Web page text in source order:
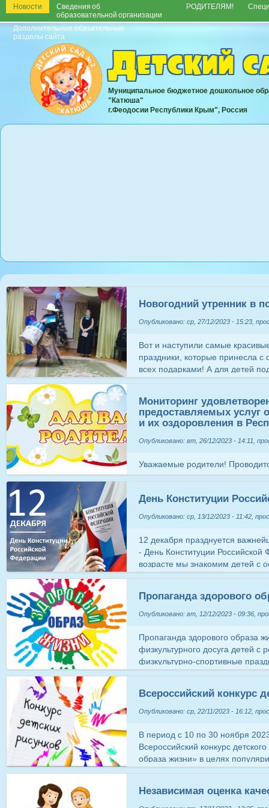
Новости
Сведения об
образовательной организации
РОДИТЕЛЯМ!
Дополнительные обязательные
разделы сайта
Детский
Муниципальное бюджетное дошкольное
"Катюша"
г.Феодосии Республики Крым", Россия
Новогодний утренник в
Опубликовано: ср, 27/12/2023 - 15:23,
Вот и наступили самые
праздники, которые принесла
всех подарками! А для детей
"Фантазёры" 25 декабря 2023
Атмосфера праздника царила
неделю, красиво украшенный
костюмы, подарки, Дед Мороз,
сказочных персонажей
заветных желаний, а для детей
связано с предвкушением
весёлых играх и хороводах.
подарки, врученные детям из
Мониторинг
предоставляемых услуг
и их оздоровления в
Опубликовано: вт, 26/12/2023 - 14:11,
Уважаемые родители!
родителей! Предлагаем Вам
Крым. Оценить качество
ссылке: https://forms.yandex.ru/
День Конституции
Опубликовано: ср, 13/12/2023 - 11:42,
12 декабря празднуется
- День Конституции
возрасте мы знакомим детей с
Конституции, воспитываем
знания, формируем правовую
праздничных мероприятий. В
России». Дети читали
"С чего начинается Родина".
праздника и традициями. С
такое Родина?", поиграли в
"Государство Можно и Нельзя".
для чего нужны законы в
Пропаганда здорового
Опубликовано: вт, 12/12/2023 - 09:36,
Пропаганда здорового образа
физкультурного досуга детей с
физкультурно-спортивные
оборудования родителями для
Семинары, лекции, беседы для
болеющих детей».
«Вредные привычки у
Анкетный тест-опрос
бодрости». «О здоровье
детском саду: режим дня по
(солевая дорожка, воздушные
маслом, употребление в пищу
Всероссийский конкурс
Опубликовано: ср, 22/11/2023 - 16:12,
В период с 10 по 30 ноября
Всероссийский конкурс
образа жизни» в целях
формирования
стратегии «Санпросвет»
Независимая оценка